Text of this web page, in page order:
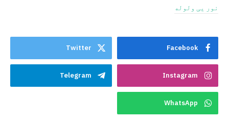
نور یی ولوله
Facebook
Twitter
Instagram
Telegram
WhatsApp